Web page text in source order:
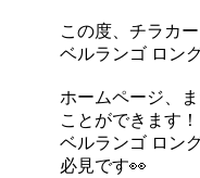
この度、チラカ
ベルランゴ ロン
ホームページ、
ことができます！
ベルランゴ ロン
必見です👀